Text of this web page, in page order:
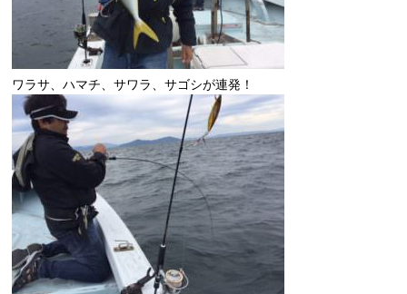
ワラサ、ハマチ、サワラ、サゴシが連発！